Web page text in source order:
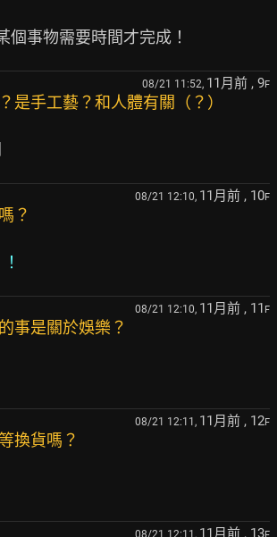
08/21 11:52, 11月前 , 9F
是手工藝？和人體有關（？）
08/21 12:10, 11月前 , 10F
？
08/21 12:10, 11月前 , 11 F
事是關於娛樂？
08/21 12:11, 11月前 , 12F
換貨嗎？
08/21 12:11, 11月前 , 13